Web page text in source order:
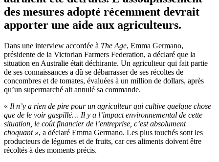
des mesures adopté récemment devrait
apporter une aide aux agriculteurs.
Dans une interview accordée à The Age, Emma Germano,
présidente de la Victorian Farmers Federation, a déclaré que la
situation en Australie était déchirante. Un agriculteur qui fait partie
de ses connaissances a dû se débarrasser de ses récoltes de
concombres et de tomates, évaluées à un million de dollars, après
qu’un supermarché ait annulé sa commande.
« Il n’y a rien de pire pour un agriculteur qui cultive quelque chose
que de le voir gaspillé… Il y a l’impact environnemental de cette
situation, le coût financier de l’entreprise, c’est absolument
choquant », a déclaré Emma Germano. Les plus touchés sont les
producteurs de légumes et de fruits, car ces aliments doivent être
récoltés à des moments précis.